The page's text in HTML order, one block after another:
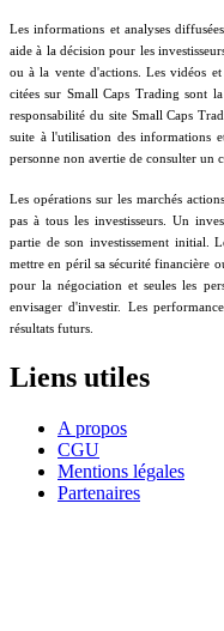
Les informations et analyses
aide à la décision pour les
ou à la vente d'actions. Les vidéos et
citées sur Small Caps Trading sont
responsabilité du site Small Caps
suite à l'utilisation des informations
personne non avertie de consulter un
Les opérations sur les marchés
pas à tous les investisseurs. Un
partie de son investissement initial.
mettre en péril sa sécurité financière
pour la négociation et seules les
envisager d'investir. Les
résultats futurs.
Liens utiles
A propos
CGU
Mentions légales
Partenaires